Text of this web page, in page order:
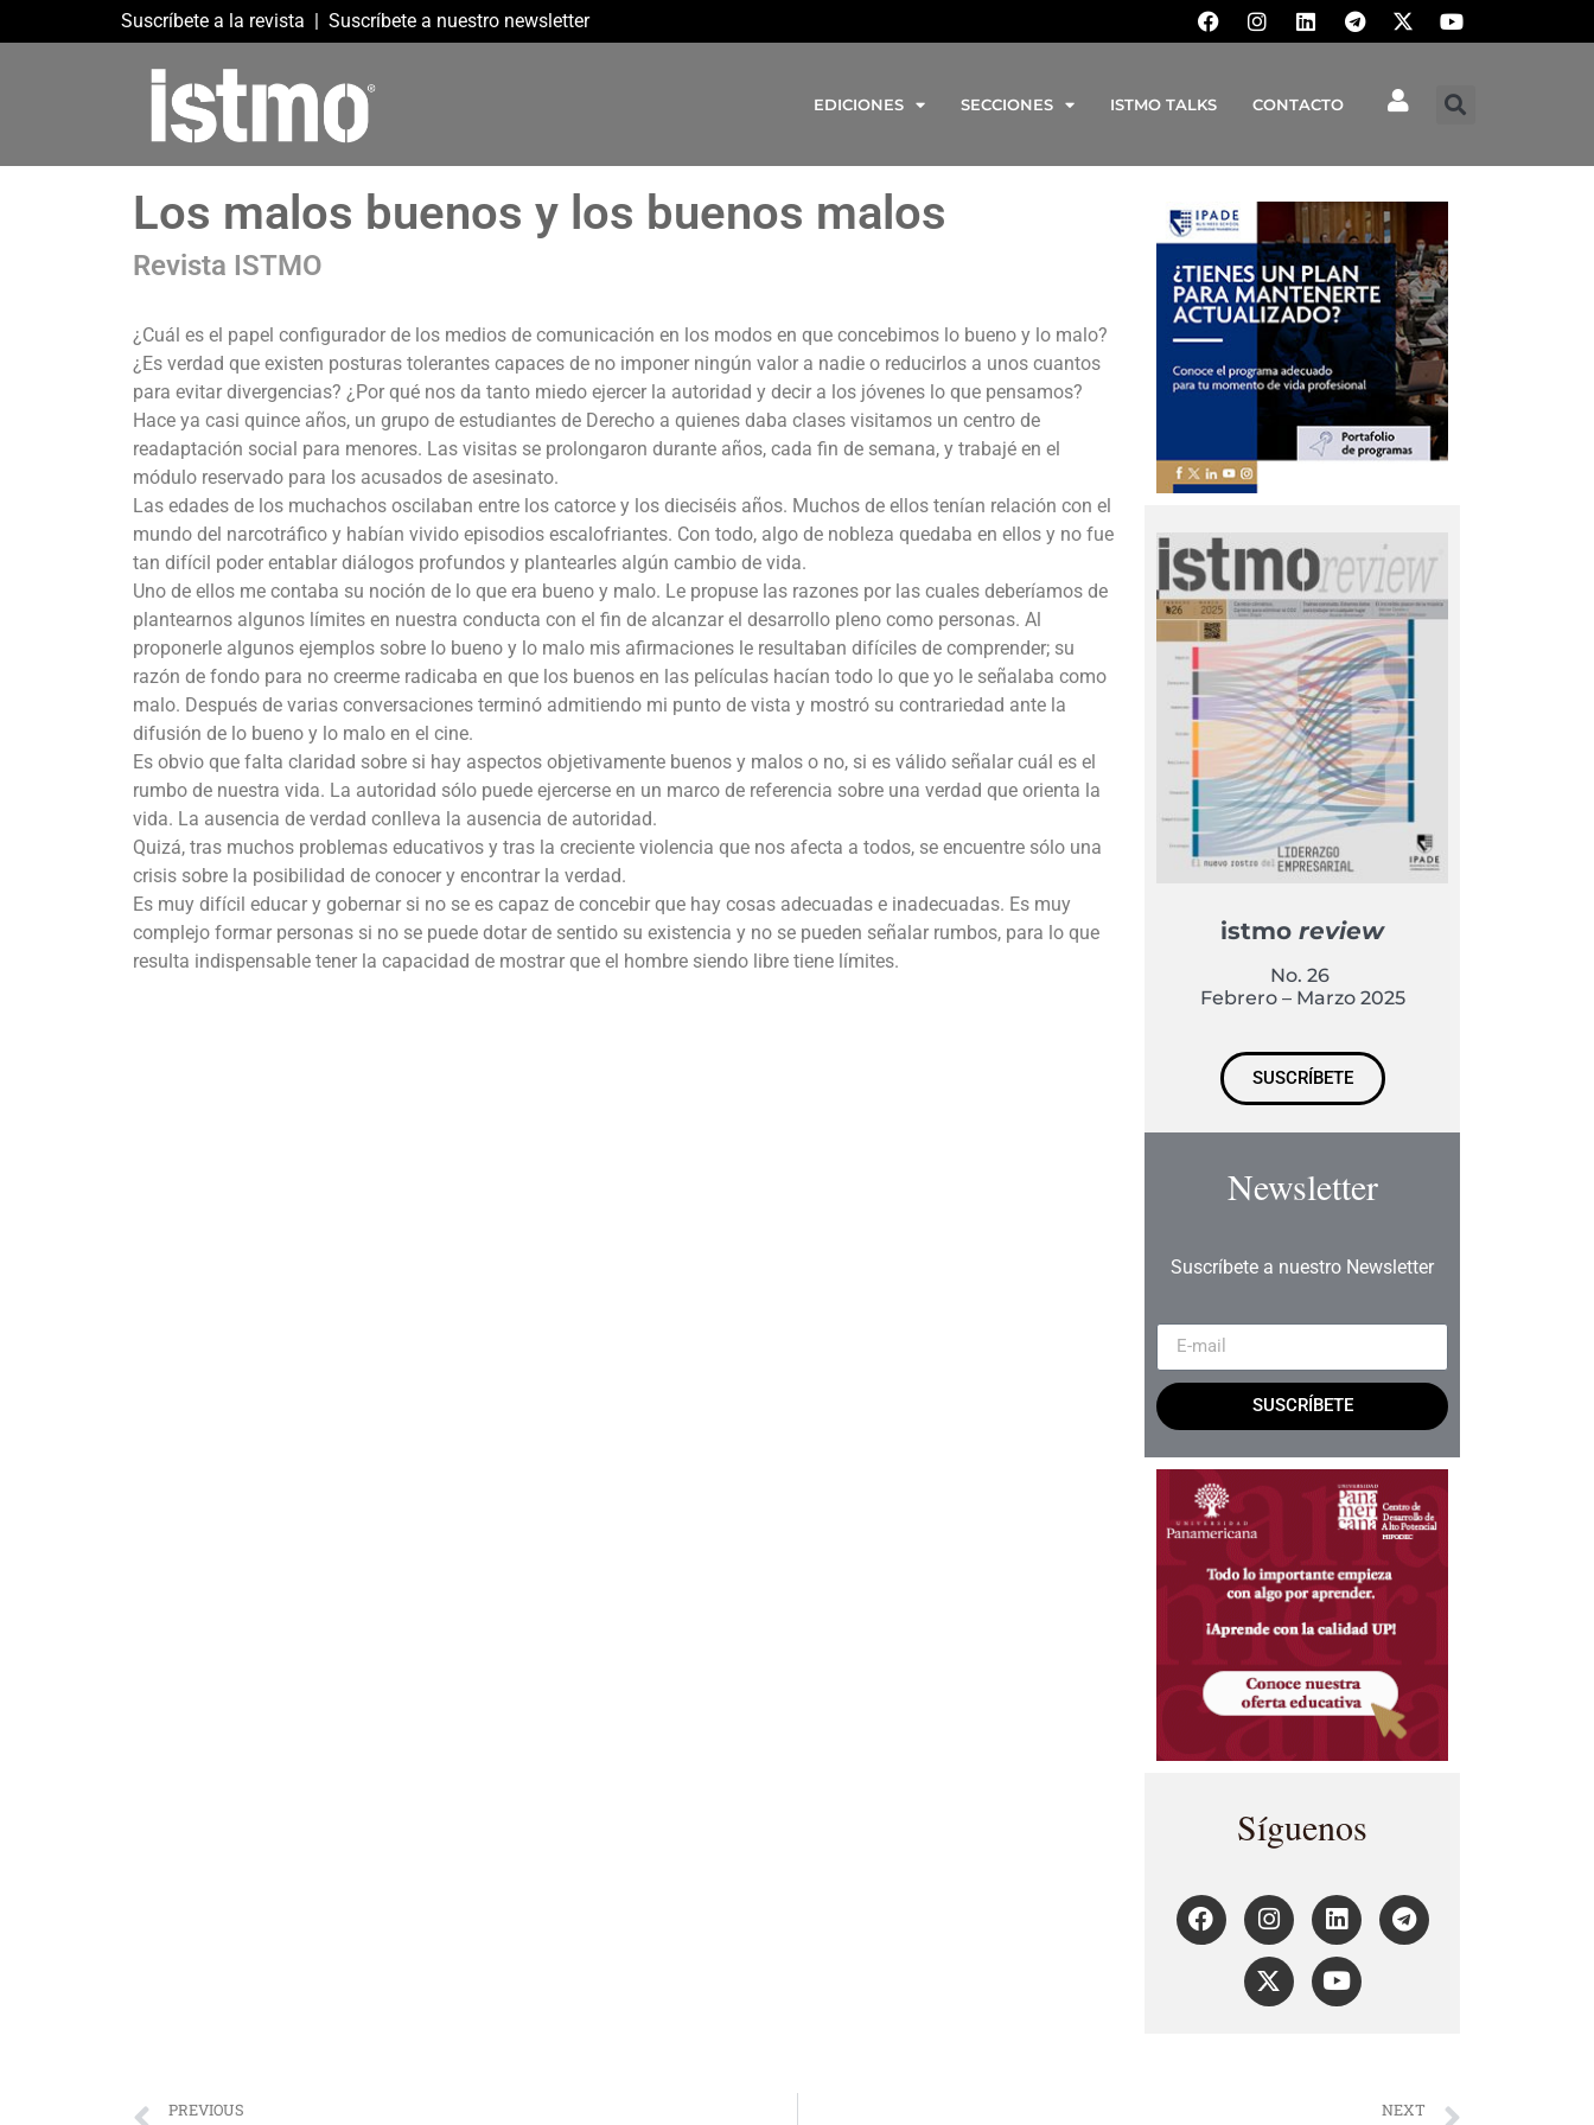
Suscríbete a la revista | Suscríbete a nuestro newsletter
EDICIONES SECCIONES ISTMO TALKS CONTACTO
Los malos buenos y los buenos malos
Revista ISTMO
¿Cuál es el papel configurador de los medios de comunicación en los modos en que concebimos lo bueno y lo malo?
¿Es verdad que existen posturas tolerantes capaces de no imponer ningún valor a nadie o reducirlos a unos cuantos
para evitar divergencias? ¿Por qué nos da tanto miedo ejercer la autoridad y decir a los jóvenes lo que pensamos?
Hace ya casi quince años, un grupo de estudiantes de Derecho a quienes daba clases visitamos un centro de
readaptación social para menores. Las visitas se prolongaron durante años, cada fin de semana, y trabajé en el
módulo reservado para los acusados de asesinato.
Las edades de los muchachos oscilaban entre los catorce y los dieciséis años. Muchos de ellos tenían relación con el
mundo del narcotráfico y habían vivido episodios escalofriantes. Con todo, algo de nobleza quedaba en ellos y no fue
tan difícil poder entablar diálogos profundos y plantearles algún cambio de vida.
Uno de ellos me contaba su noción de lo que era bueno y malo. Le propuse las razones por las cuales deberíamos de
plantearnos algunos límites en nuestra conducta con el fin de alcanzar el desarrollo pleno como personas. Al
proponerle algunos ejemplos sobre lo bueno y lo malo mis afirmaciones le resultaban difíciles de comprender; su
razón de fondo para no creerme radicaba en que los buenos en las películas hacían todo lo que yo le señalaba como
malo. Después de varias conversaciones terminó admitiendo mi punto de vista y mostró su contrariedad ante la
difusión de lo bueno y lo malo en el cine.
Es obvio que falta claridad sobre si hay aspectos objetivamente buenos y malos o no, si es válido señalar cuál es el
rumbo de nuestra vida. La autoridad sólo puede ejercerse en un marco de referencia sobre una verdad que orienta la
vida. La ausencia de verdad conlleva la ausencia de autoridad.
Quizá, tras muchos problemas educativos y tras la creciente violencia que nos afecta a todos, se encuentre sólo una
crisis sobre la posibilidad de conocer y encontrar la verdad.
Es muy difícil educar y gobernar si no se es capaz de concebir que hay cosas adecuadas e inadecuadas. Es muy
complejo formar personas si no se puede dotar de sentido su existencia y no se pueden señalar rumbos, para lo que
resulta indispensable tener la capacidad de mostrar que el hombre siendo libre tiene límites.
istmoreview
No. 26
Febrero – Marzo 2025
SUSCRÍBETE
Newsletter
Suscríbete a nuestro Newsletter
SUSCRÍBETE
Síguenos
PREVIOUS NEXT